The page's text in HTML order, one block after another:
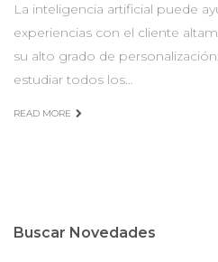
La inteligencia artificial puede
experiencias con el cliente
su alto grado de
estudiar todos los…
READ MORE
Buscar Novedades